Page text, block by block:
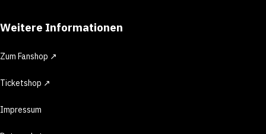
Weitere Informationen
Zum Fanshop ↗
Ticketshop ↗
Impressum